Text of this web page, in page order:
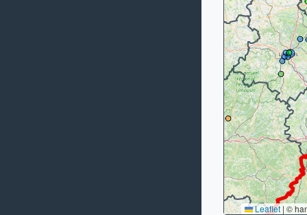
Leaflet | ©